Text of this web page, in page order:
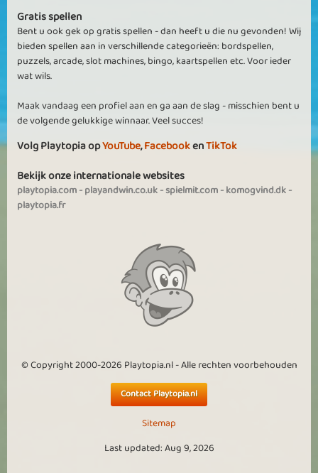
Gratis spellen
Bent u ook gek op gratis spellen - dan heeft u die nu gevonden! Wij
bieden spellen aan in verschillende categorieën: bordspellen,
puzzels, arcade, slot machines, bingo, kaartspellen etc. Voor ieder
wat wils.
Maak vandaag een profiel aan en ga aan de slag - misschien bent u
de volgende gelukkige winnaar. Veel succes!
Volg Playtopia opYouTube,FacebookenTikTok
Bekijk onze internationale websites
playtopia.com-playandwin.co.uk-spielmit.com-komogvind.dk-
playtopia.fr
© Copyright 2000-2026 Playtopia.nl - Alle rechten voorbehouden
Contact Playtopia.nl
Sitemap
Last updated: Aug 9, 2026